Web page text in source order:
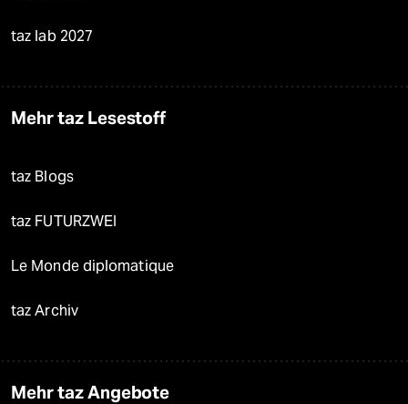
taz lab 2027
Mehr taz Lesestoff
taz Blogs
taz FUTURZWEI
Le Monde diplomatique
taz Archiv
Mehr taz Angebote